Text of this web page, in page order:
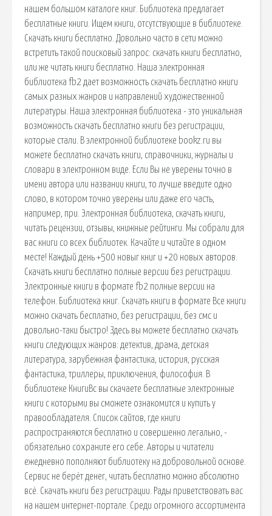
нашем большом каталоге книг. Библиотека предлагает
бесплатные книги. Ищем книги, отсутствующие в библиотеке.
Скачать книги бесплатно. Довольно часто в сети можно
встретить такой поисковый запрос: скачать книги бесплатно,
или же читать книги бесплатно. Наша электронная
библиотека fb2 дает возможность скачать бесплатно книги
самых разных жанров и направлений художественной
литературы. Наша электронная библиотека - это уникальная
возможность скачать бесплатно книги без регистрации,
которые стали. В электронной библиотеке bookz.ru вы
можете бесплатно скачать книги, справочники, журналы и
словари в электронном виде. Если Вы не уверены точно в
имени автора или названии книги, то лучше введите одно
слово, в котором точно уверены или даже его часть,
например, при. Электронная библиотека, скачать книги,
читать рецензии, отзывы, книжные рейтинги. Мы собрали для
вас книги со всех библиотек. Качайте и читайте в одном
месте! Каждый день +500 новыг книг и +20 новых авторов.
Скачать книги бесплатно полные версии без регистрации.
Электронные книги в формате fb2 полные версии на
телефон. Библиотека книг. Скачать книги в формате Все книги
можно скачать бесплатно, без регистрации, без смс и
довольно-таки быстро! Здесь вы можете бесплатно скачать
книги следующих жанров: детектив, драма, детская
литература, зарубежная фантастика, история, русская
фантастика, триллеры, приключения, философия. В
библиотеке КнигиВс вы скачаете бесплатные электронные
книги с которыми вы сможете ознакомится и купить у
правообладателя. Список сайтов, где книги
распространяются бесплатно и совершенно легально, -
обязательно сохраните его себе. Авторы и читатели
ежедневно пополняют библиотеку на добровольной основе.
Сервис не берёт денег, читать бесплатно можно абсолютно
всё. Скачать книги без регистрации. Рады приветствовать вас
на нашем интернет-портале. Среди огромного ассортимента